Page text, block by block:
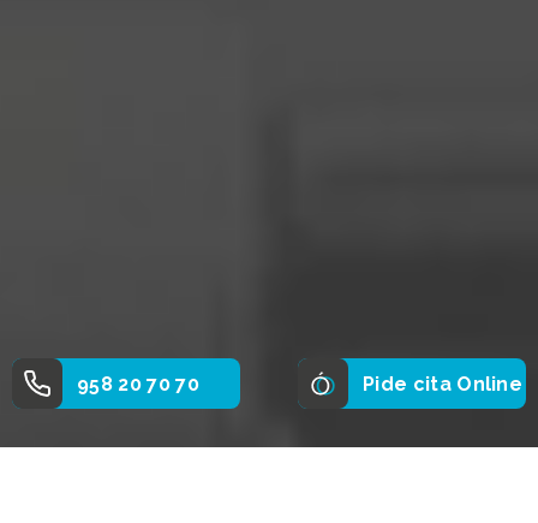
958 20 70 70 Pide cita Online